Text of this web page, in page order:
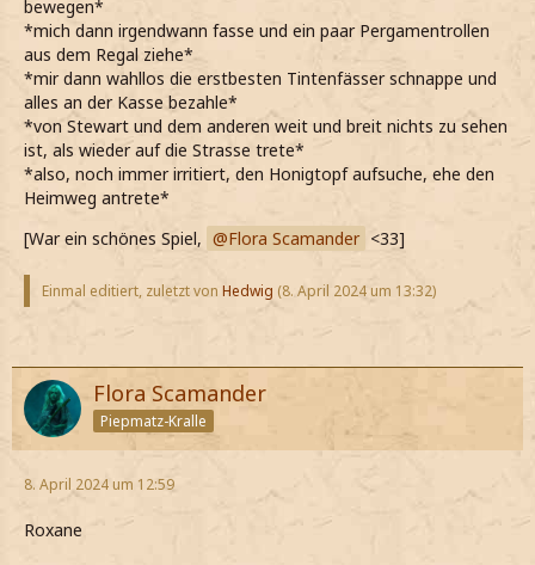
bewegen*
*mich dann irgendwann fasse und ein paar Pergamentrollen
aus dem Regal ziehe*
*mir dann wahllos die erstbesten Tintenfässer schnappe und
alles an der Kasse bezahle*
*von Stewart und dem anderen weit und breit nichts zu sehen
ist, als wieder auf die Strasse trete*
*also, noch immer irritiert, den Honigtopf aufsuche, ehe den
Heimweg antrete*
[War ein schönes Spiel,
Flora Scamander <33]
Einmal editiert, zuletzt von Hedwig (8. April 2024 um 13:32)
Flora Scamander
Piepmatz-Kralle
8. April 2024 um 12:59
Roxane